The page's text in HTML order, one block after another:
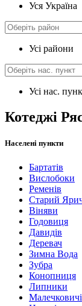
Уся Україна
Усі райони
Усі нас.
Котеджі
Населені пункти
Бартатів
Вислобоки
Ременів
Старий
Віняви
Годовиця
Давидів
Деревач
Зимна Вода
Зубра
Конопниця
Липники
Малечковичі